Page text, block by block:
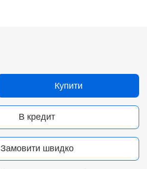
Купити
В кредит
Замовити швидко